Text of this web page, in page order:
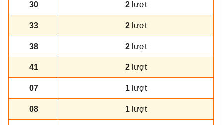
30 2 lượt
33 2 lượt
38 2 lượt
41 2 lượt
07 1 lượt
08 1 lượt